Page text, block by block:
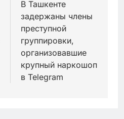
В Ташкенте
задержаны члены
преступной
группировки,
организовавшие
крупный наркошоп
в Telegram